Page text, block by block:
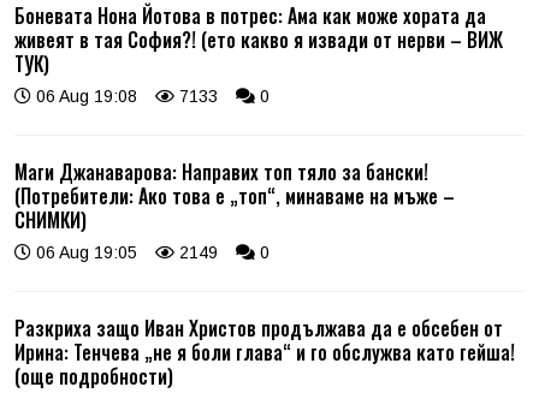
Боневата Нона Йотова в потрес: Ама как може хората да
живеят в тая София?! (ето какво я извади от нерви – ВИЖ
ТУК)
06 Aug 19:08 7133 0
Маги Джанаварова: Направих топ тяло за бански!
(Потребители: Ако това е „топ“, минаваме на мъже –
СНИМКИ)
06 Aug 19:05 2149 0
Разкриха защо Иван Христов продължава да е обсебен от
Ирина: Тенчева „не я боли глава“ и го обслужва като гейша!
(още подробности)